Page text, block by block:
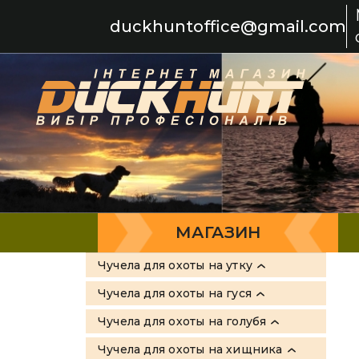
duckhuntoffice@gmail.com
МАГАЗИН
Чучела для охоты на утку
Все товары
Greenhead Gear
Flambeau
MOJO Outdoors
Чучела для охоты на гуся
Все товары
Sport-Plast
Greenhead Gear
Чучела для охоты на голубя
Все товары
Чучела для охоты на хищника